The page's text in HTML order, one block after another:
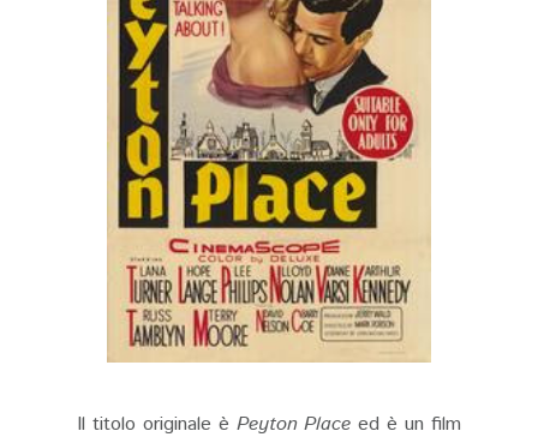
Il titolo originale è Peyton Place ed è un film